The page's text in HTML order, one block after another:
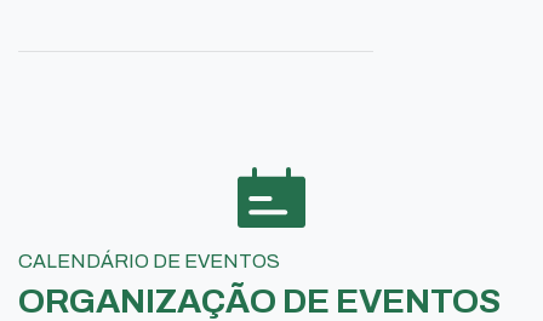
CALENDÁRIO DE EVENTOS
ORGANIZAÇÃO DE EVENTOS